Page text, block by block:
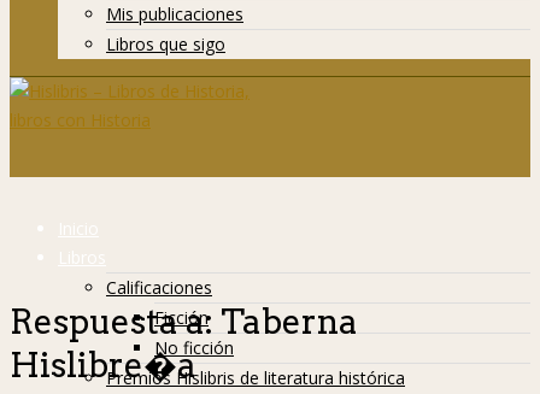
Mis publicaciones
Libros que sigo
Inicio
Libros
Calificaciones
Ficción
No ficción
Premios Hislibris de literatura histórica
Respuesta a: Taberna
Hislibre�a